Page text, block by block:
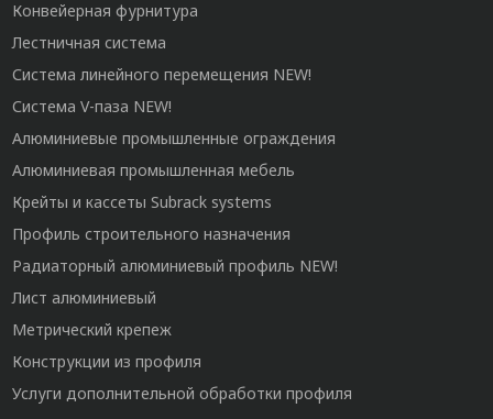
Конвейерная фурнитура
Лестничная система
Система линейного перемещения NEW!
Система V-паза NEW!
Алюминиевые промышленные ограждения
Алюминиевая промышленная мебель
Крейты и кассеты Subrack systems
Профиль строительного назначения
Радиаторный алюминиевый профиль NEW!
Лист алюминиевый
Метрический крепеж
Конструкции из профиля
Услуги дополнительной обработки профиля